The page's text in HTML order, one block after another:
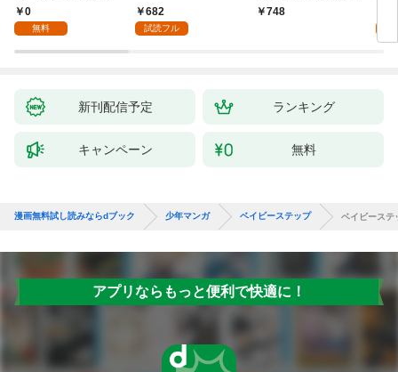
り！？(1)
0
無料
682
試読フル
づくりを（コミック）
748
る
新刊配信予定 ランキング
キャンペーン 無料
漫画無料試し読みならdブック 少年マンガ ベイビーステップ ベイビーステ
アプリならもっと便利で快適に！